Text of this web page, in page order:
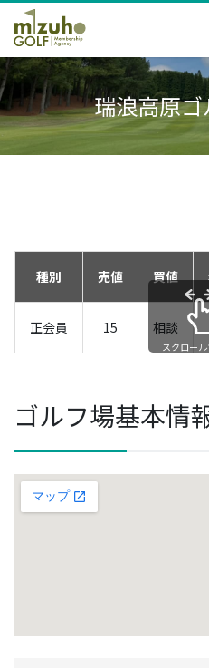
瑞浪高原
種別 売値 買値
正会員 15 相談
スクロー
ゴルフ場基本情